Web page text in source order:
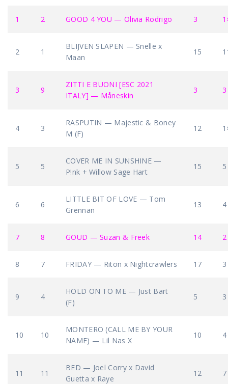
1 2 GOOD 4 YOU — Olivia Rodrigo 3
2 1
BLIJVEN SLAPEN — Snelle x
Maan
15
3 9
ZITTI E BUONI [ESC 2021
ITALY] — Måneskin
3 3
4 3
RASPUTIN — Majestic & Boney
M (F)
12
5 5
COVER ME IN SUNSHINE —
P!nk + Willow Sage Hart
15 5
6 6
LITTLE BIT OF LOVE — Tom
Grennan
13 4
7 8 GOUD — Suzan & Freek 14 2
8 7 FRIDAY — Riton x Nightcrawlers 17 3
9 4
HOLD ON TO ME — Just Bart
(F)
5 3
10 10
MONTERO (CALL ME BY YOUR
NAME) — Lil Nas X
10 4
11 11
BED — Joel Corry x David
Guetta x Raye
12 7